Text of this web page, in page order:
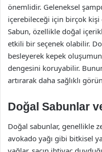
önemlidir. Geleneksel
içerebileceği için birçok
Sabun, özellikle doğal
etkili bir seçenek olabilir.
besleyerek kepek
dengesini koruyabilir.
artırarak daha sağlıklı
Doğal Sabunlar
Doğal sabunlar, genellikle
avokado yağı gibi bitkisel